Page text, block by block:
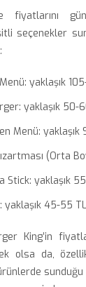
fiyatlarını
seçenekler
yaklaşık
yaklaşık 50-
Menü: yaklaşık
(Orta
Stick: yaklaşık
yaklaşık 45-55 TL
King’in
olsa da,